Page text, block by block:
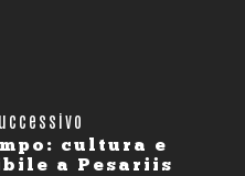
cultura e
a Pesariis